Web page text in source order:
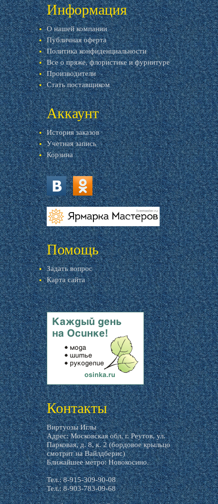
Информация
О нашей компании
Публичная оферта
Политика конфиденциальности
Все о пряже, флористике и фурнитуре
Производители
Стать поставщиком
Аккаунт
История заказов
Учетная запись
Корзина
vk.com ok.ru
livemaster.ru
Помощь
Задать вопрос
Карта сайта
livemaster.ru
Контакты
Виртуозы Иглы
Адрес: Московская обл, г. Реутов, ул.
Парковая, д. 8, к. 2 (бордовое крыльцо
смотрит на Вайлдберис)
Ближайшее метро: Новокосино.
Тел.: 8-915-309-90-08
Тел.: 8-903-783-09-68